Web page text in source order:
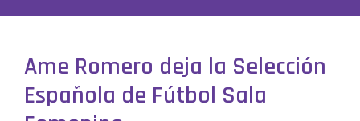
Ame Romero deja la Selección
Española de Fútbol Sala